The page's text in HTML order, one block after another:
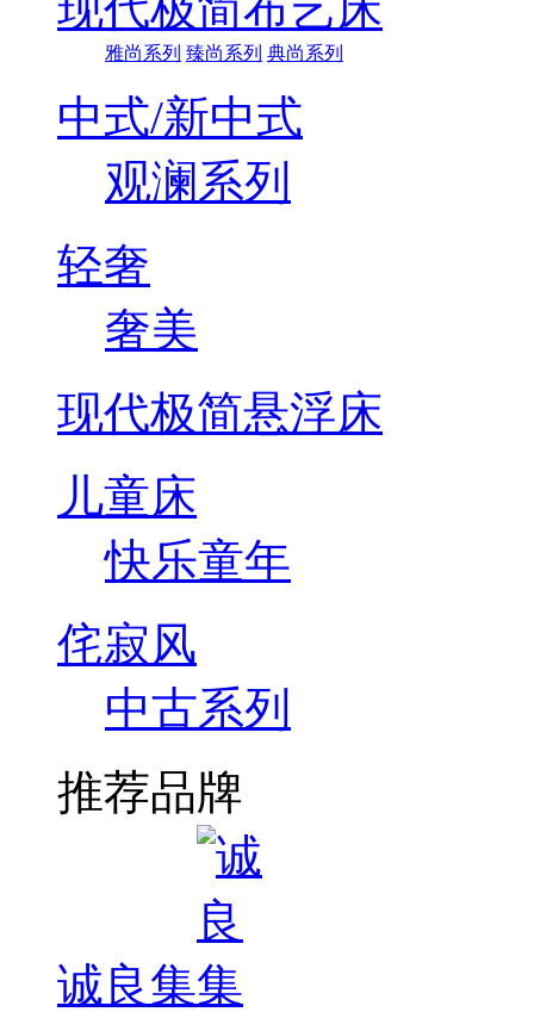
雅尚系列 臻尚系列 典尚系列
中式/新中式
观澜系列
轻奢
奢美
现代极简悬浮床
儿童床
快乐童年
侘寂风
中古系列
推荐品牌
诚良集